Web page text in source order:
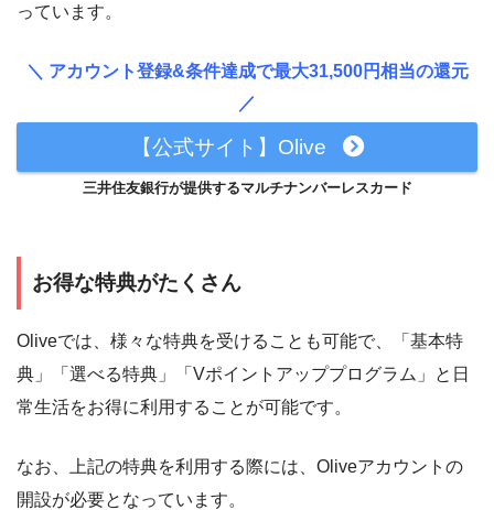
っています。
＼ アカウント登録&条件達成で最大31,500円相当の還元
／
【公式サイト】Olive
三井住友銀行が提供するマルチナンバーレスカード
お得な特典がたくさん
Oliveでは、様々な特典を受けることも可能で、「基本特
典」「選べる特典」「Vポイントアッププログラム」と日
常生活をお得に利用することが可能です。
なお、上記の特典を利用する際には、Oliveアカウントの
開設が必要となっています。